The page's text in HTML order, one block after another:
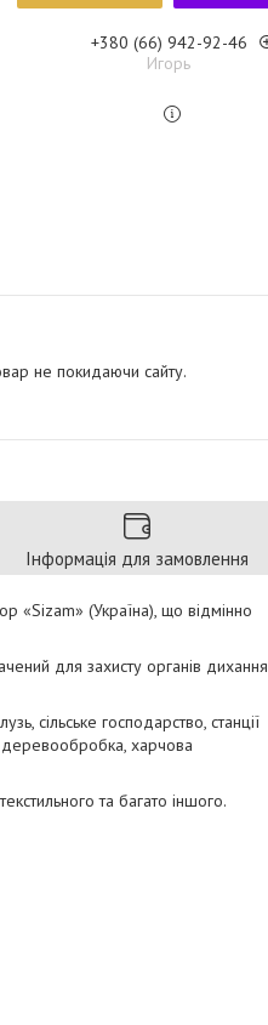
+380 (66) 942-92-46
Игорь
не покидаючи сайту.
Інформація для замовлення
«Sizam» (Україна), що відмінно
для захисту органів дихання
сільське господарство, станції
деревообробка, харчова
та багато іншого.